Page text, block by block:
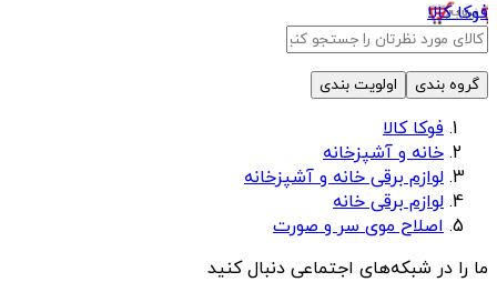
فوکا کالا
گروه بندی اولویت بندی
فوکا کالا
خانه و آشپزخانه
لوازم برقی خانه و آشپزخانه
لوازم برقی خانه
اصلاح موی سر و صورت
ما را در شبکه‌های اجتماعی دنبال کنید